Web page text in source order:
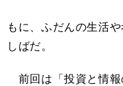
もに、ふだんの生活
しばだ。
前回は「投資と情報